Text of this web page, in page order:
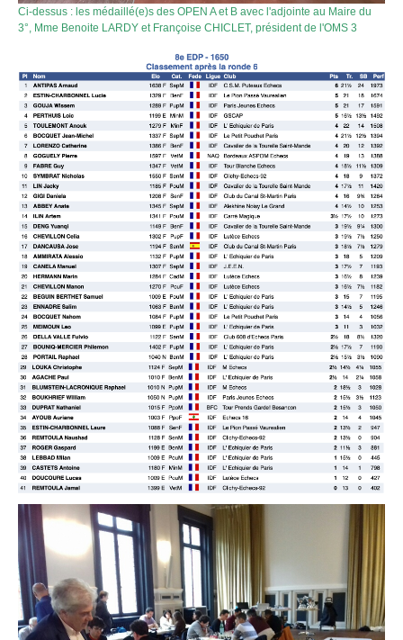
Ci-dessus : les médaillé(e)s des OPEN A et B avec l'adjointe au Maire du
3°, Mme Benoite LARDY et Françoise CHICLET, président de l'OMS 3